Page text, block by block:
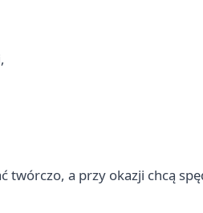
twórczo, a przy okazji chcą